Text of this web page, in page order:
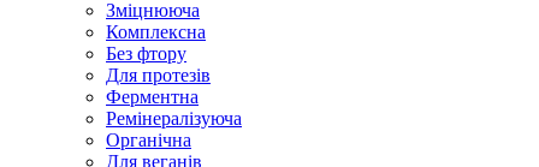
Зміцнююча
Комплексна
Без фтору
Для протезів
Ферментна
Ремінералізуюча
Органічна
Для веганів